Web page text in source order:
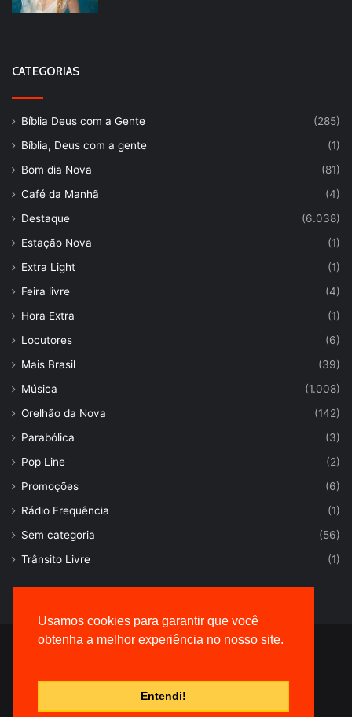
Usamos cookies para garantir que você
obtenha a melhor experiência no nosso site.
Entendi!
CATEGORIAS
Bíblia Deus com a Gente
(285)
Bíblia, Deus com a gente
(1)
Bom dia Nova
(81)
Café da Manhã
(4)
Destaque
(6.038)
Estação Nova
(1)
Extra Light
(1)
Feira livre
(4)
Hora Extra
(1)
Locutores
(6)
Mais Brasil
(39)
Música
(1.008)
Orelhão da Nova
(142)
Parabólica
(3)
Pop Line
(2)
Promoções
(6)
Rádio Frequência
(1)
Sem categoria
(56)
Trânsito Livre
(1)